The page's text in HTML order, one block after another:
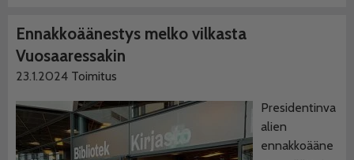
Ennakkoäänestys melko vilkasta
Vuosaaressakin
23.1.2024 Toimitus
Presidentinva
alien
ennakkoääne